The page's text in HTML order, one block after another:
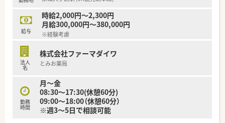
【法人特徴について】
■代表取締役自身が薬剤師として店舗で管理薬剤師を務めてお
り、現場の状況やスタッフの声を大切にする風通しの良い組織文
化です。
く、栄養面や生活習慣の助言を通じて未病・予防にも注力してい
ます。
剤とスピーディーな対応を両立させることで、安全な医療を提供
しています。
【求人情報について】
給与
時給2,000円～2,300円
月給300,000円～380,000円
※経験考慮
法人
名
株式会社ファーマダイワ
とみお薬局
勤務
時間
月～金
08:30～17:30(休憩60分)
09:00～18:00（休憩60分）
※週3～5日で相談可能